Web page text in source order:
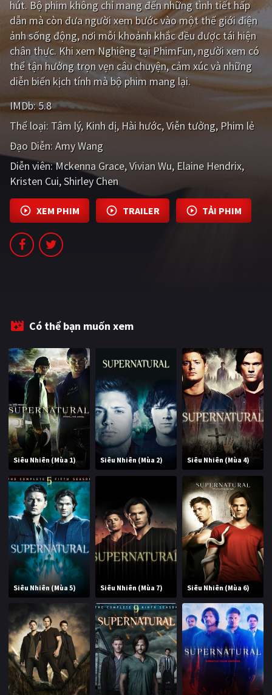
Giật gân Gia đình
Bí ẩn Lịch sử
Viễn Tây Tiểu sử
QUỐC GIA
Âu - Mỹ
Hàn Quốc
Ấn Độ Việt Nam
Tổng hợp
CẬP NHẬT
PHIM LẺ
PHIM CHIẾU RẠP
TUYỂN TẬP PHIM
BLOG
hút. Bộ phim không chỉ mang đến những tình tiết hấp
dẫn mà còn đưa người xem bước vào một thế giới điện
ảnh sống động, nơi mỗi khoảnh khắc đều được tái hiện
chân thực. Khi xem Nghiêng tại PhimFun, người xem có
thể tận hưởng trọn vẹn câu chuyện, cảm xúc và những
diễn biến kịch tính mà bộ phim mang lại.
IMDb:5.8
Thể loại: Tâm lý Kinh dị Hài hước Viễn tưởng Phim lẻ
Đạo Diễn:Amy Wang
Diễn viên:Mckenna Grace Vivian Wu Elaine Hendrix
Kristen Cui Shirley Chen
XEM PHIM TRAILER TẢI PHIM
Có thể bạn muốn xem
Siêu Nhiên (Mùa 1) Siêu Nhiên (Mùa 2) Siêu Nhiên (Mùa 4)
Siêu Nhiên (Mùa 5) Siêu Nhiên (Mùa 7) Siêu Nhiên (Mùa 6)